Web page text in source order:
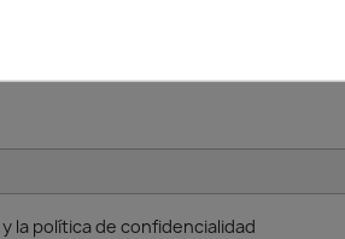
la política de confidencialidad